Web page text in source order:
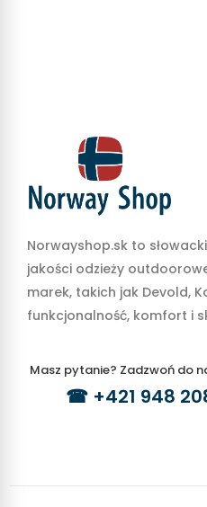
Norwayshop.sk to
jakości odzieży
marek, takich jak Devold,
funkcjonalność, komfort i
Masz pytanie? Zadzwoń do
☎ +421 948